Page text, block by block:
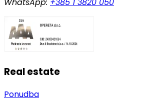
Real estate
Ponudba